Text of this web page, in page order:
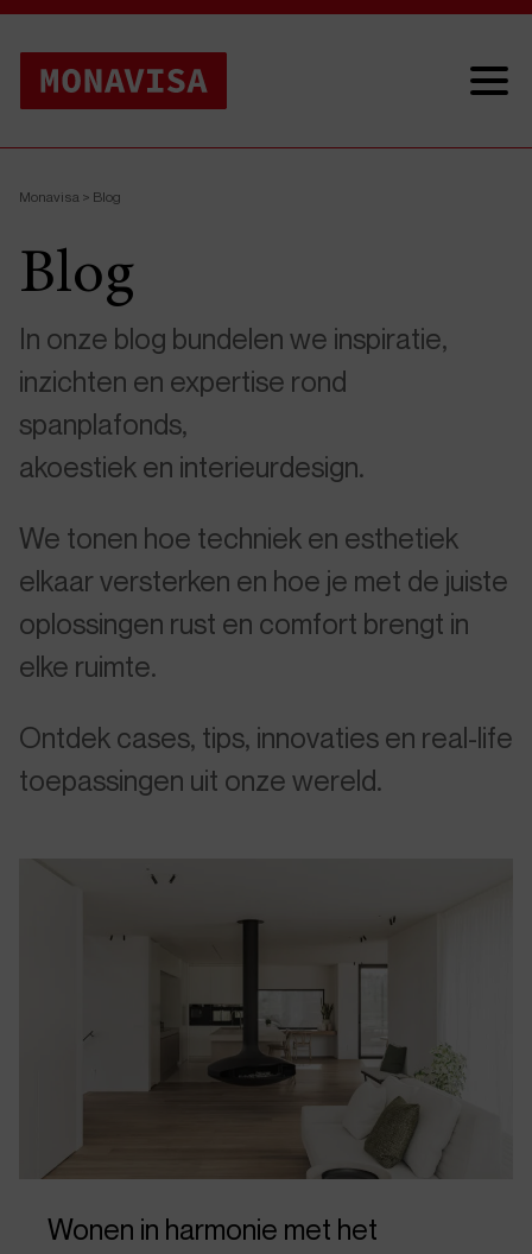
Monavisa > Blog
Blog
In onze blog bundelen we inspiratie,
inzichten en expertise rond
spanplafonds,
akoestiek en interieurdesign.
We tonen hoe techniek en esthetiek
elkaar versterken en hoe je met de juiste
oplossingen rust en comfort brengt in
elke ruimte.
Ontdek cases, tips, innovaties en real-life
toepassingen uit onze wereld.
Wonen in harmonie met het